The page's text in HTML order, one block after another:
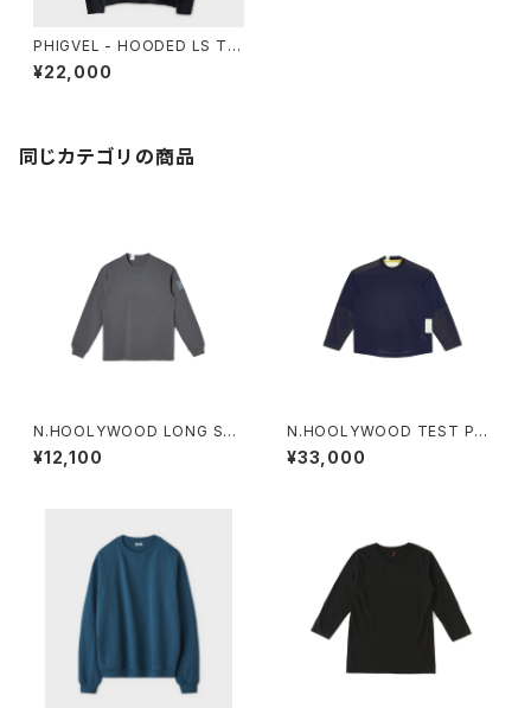
PHIGVEL - HOODED LS TO
P
¥22,000
同じカテゴリの商品
N.HOOLYWOOD LONG SLE
EVE T-SHIRT
¥12,100
N.HOOLYWOOD TEST PRO
DUCT EXCHANGE SERVICE
9261-CS02-011 / REVERSIB
¥33,000